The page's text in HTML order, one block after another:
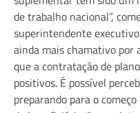
de trabalho nacional”,
superintendente executivo
ainda mais chamativo por
que a contratação de
positivos. É possível
preparando para o